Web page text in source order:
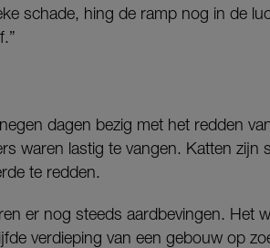
schade, hing de ramp nog in de
dagen bezig met het redden
waren lastig te vangen. Katten zijn
te redden.
er nog steeds aardbevingen. Het
verdieping van een gebouw op